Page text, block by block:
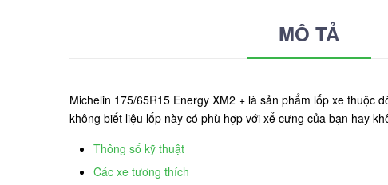
MÔ TẢ
Michelin 175/65R15 Energy XM2 + là sản phẩm lốp xe thuộc
không biết liệu lốp này có phù hợp với xể cưng của bạn hay
Thông số kỹ thuật
Các xe tương thích